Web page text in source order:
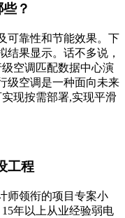
？
可靠性和节能效果。下
结果显示。话不多说，
空调匹配数据中心演
级空调是一种面向未来
现按需部署,实现平滑
工程
师领衔的项目专案小
年以上从业经验弱电